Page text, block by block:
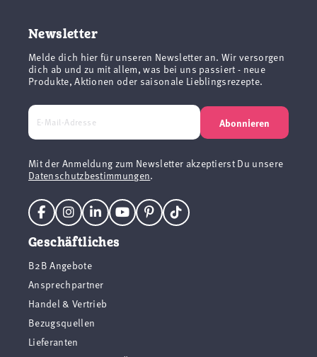
Newsletter
Melde dich hier für unseren Newsletter an. Wir versorgen
dich ab und zu mit allem, was bei uns passiert - neue
Produkte, Aktionen oder saisonale Lieblingsrezepte.
Abonnieren
Mit der Anmeldung zum Newsletter akzeptierst Du unsere
Datenschutzbestimmungen.
Geschäftliches
B2B Angebote
Ansprechpartner
Handel & Vertrieb
Bezugsquellen
Lieferanten